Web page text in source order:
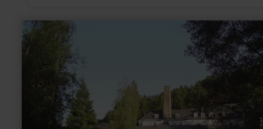
learn
more
about:
Wohnmobilstellplatz
Eisenschmitt